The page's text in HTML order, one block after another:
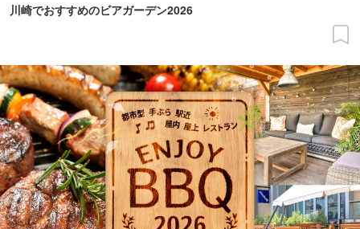
川崎でおすすめのビアガーデン2026